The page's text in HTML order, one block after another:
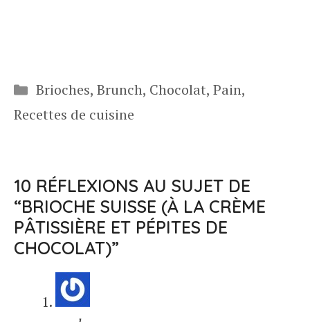
Catégories
Brioches, Brunch, Chocolat, Pain,
Recettes de cuisine
10 RÉFLEXIONS AU SUJET DE
“BRIOCHE SUISSE (À LA CRÈME
PÂTISSIÈRE ET PÉPITES DE
CHOCOLAT)”